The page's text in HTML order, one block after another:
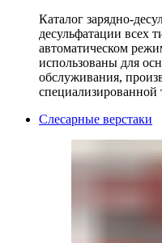
Каталог зарядно-
десульфатации всех
автоматическом
использованы для
обслуживания,
специализированной
Слесарные верстаки